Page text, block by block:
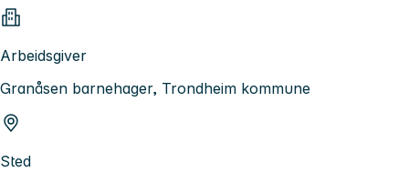
Arbeidsgiver
Granåsen barnehager, Trondheim kommune
Sted